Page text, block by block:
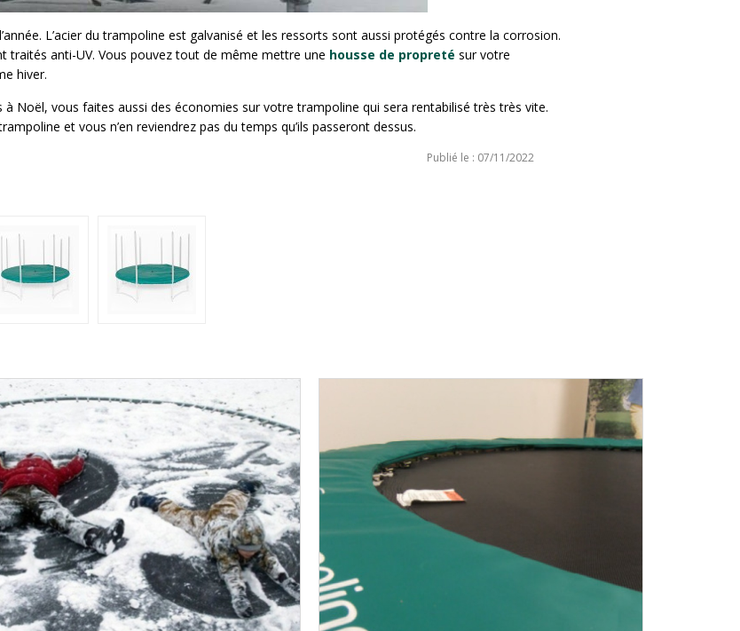
L’acier du trampoline est galvanisé et les ressorts sont aussi protégés contre la corrosion.
traités anti-UV. Vous pouvez tout de même mettre une housse de propreté sur votre
hiver.
Noël, vous faites aussi des économies sur votre trampoline qui sera rentabilisé très très vite.
et vous n’en reviendrez pas du temps qu’ils passeront dessus.
Publié le : 07/11/2022